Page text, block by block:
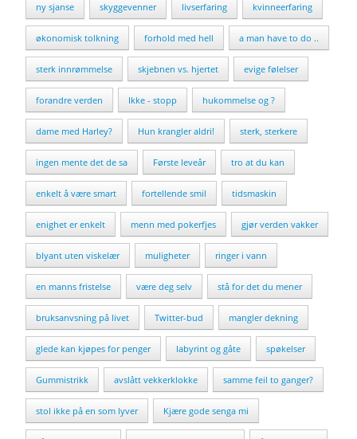
ny sjanse skyggevenner livserfaring kvinneerfaring
økonomisk tolkning forhold med hell a man have to do ..
sterk innrømmelse skjebnen vs. hjertet evige følelser
forandre verden Ikke - stopp hukommelse og ?
dame med Harley? Hun krangler aldri! sterk, sterkere
ingen mente det de sa Første leveår tro at du kan
enkelt å være smart fortellende smil tidsmaskin
enighet er enkelt menn med pokerfjes gjør verden vakker
blyant uten viskelær muligheter ringer i vann
en manns fristelse være deg selv stå for det du mener
bruksanvsning på livet Twitter-bud mangler dekning
glede kan kjøpes for penger labyrint og gåte spøkelser
Gummistrikk avslått vekkerklokke samme feil to ganger?
stol ikke på en som lyver Kjære gode senga mi